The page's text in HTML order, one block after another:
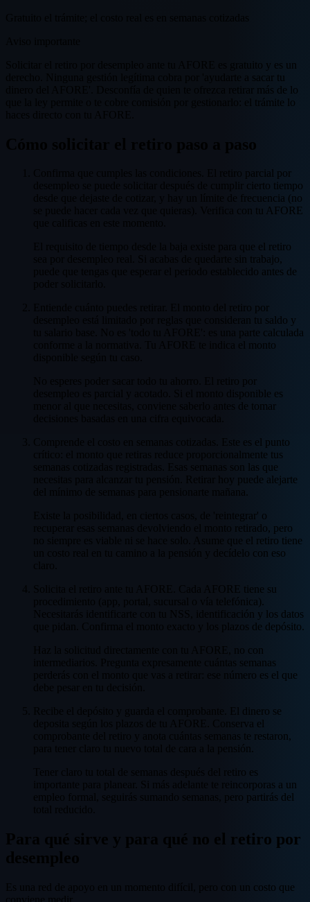
Solicitar el retiro por desempleo ante tu AFORE es gratuito y es un
derecho. Ninguna gestión legítima cobra por 'ayudarte a sacar tu
dinero del AFORE'. Desconfía de quien te ofrezca retirar más de lo
que la ley permite o te cobre comisión por gestionarlo: el trámite lo
Cómo solicitar el retiro paso a paso
Confirma que cumples las condiciones. El retiro parcial por
desempleo se puede solicitar después de cumplir cierto tiempo
desde que dejaste de cotizar, y hay un límite de frecuencia (no
se puede hacer cada vez que quieras). Verifica con tu AFORE
El requisito de tiempo desde la baja existe para que el retiro
sea por desempleo real. Si acabas de quedarte sin trabajo,
puede que tengas que esperar el periodo establecido antes de
Entiende cuánto puedes retirar. El monto del retiro por
desempleo está limitado por reglas que consideran tu saldo y
tu salario base. No es 'todo tu AFORE': es una parte calculada
conforme a la normativa. Tu AFORE te indica el monto
No esperes poder sacar todo tu ahorro. El retiro por
desempleo es parcial y acotado. Si el monto disponible es
menor al que necesitas, conviene saberlo antes de tomar
Comprende el costo en semanas cotizadas. Este es el punto
crítico: el monto que retiras reduce proporcionalmente tus
semanas cotizadas registradas. Esas semanas son las que
necesitas para alcanzar tu pensión. Retirar hoy puede alejarte
del mínimo de semanas para pensionarte mañana.
Existe la posibilidad, en ciertos casos, de 'reintegrar' o
recuperar esas semanas devolviendo el monto retirado, pero
no siempre es viable ni se hace solo. Asume que el retiro tiene
un costo real en tu camino a la pensión y decídelo con eso
Solicita el retiro ante tu AFORE. Cada AFORE tiene su
procedimiento (app, portal, sucursal o vía telefónica).
Necesitarás identificarte con tu NSS, identificación y los datos
que pidan. Confirma el monto exacto y los plazos de depósito.
Haz la solicitud directamente con tu AFORE, no con
intermediarios. Pregunta expresamente cuántas semanas
perderás con el monto que vas a retirar: ese número es el que
Recibe el depósito y guarda el comprobante. El dinero se
deposita según los plazos de tu AFORE. Conserva el
comprobante del retiro y anota cuántas semanas te restaron,
para tener claro tu nuevo total de cara a la pensión.
Tener claro tu total de semanas después del retiro es
importante para planear. Si más adelante te reincorporas a un
empleo formal, seguirás sumando semanas, pero partirás del
Para qué sirve y para qué no el retiro por
Es una red de apoyo en un momento difícil, pero con un costo que